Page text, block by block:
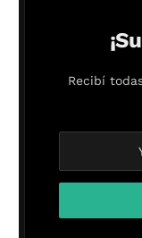
Recibí